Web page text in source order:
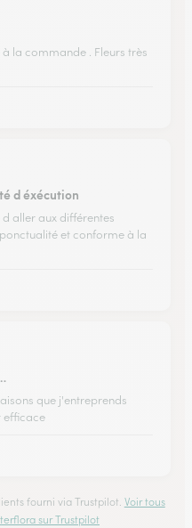
la commande . Fleurs très
d éxécution
aller aux différentes
et conforme à la
que j'entreprends
efficace
fourni via Trustpilot. Voir tous
sur Trustpilot